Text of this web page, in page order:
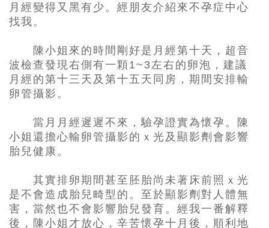
月經變得又黑有少。經朋友介紹來不孕症中心
找我。
陳小姐來的時間剛好是月經第十天，超音
波檢查發現右側有一顆1~3左右的卵泡，建議
月經的第十三天及第十五天同房，期間安排輸
卵管攝影。
當月月經遲遲不來，驗孕證實為懷孕。陳
小姐還擔心輸卵管攝影的ｘ光及顯影劑會影響
胎兒健康。
其實排卵期間甚至胚胎尚未著床前照ｘ光
是不會造成胎兒畸型的。至於顯影劑對人體無
害，當然也不會影響胎兒發育。經我一番解釋
後，陳小姐才放心，辛苦懷孕十月後，順利地